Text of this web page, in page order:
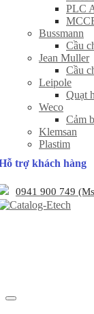
PLC
Bussmann
Cầu
Jean Muller
Cầu
Leipole
Quạt
Weco
Cảm
Klemsan
Plastim
trợ khách hàng
0941 900 749